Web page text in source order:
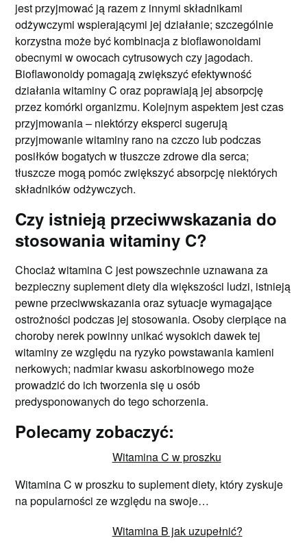
jest przyjmować ją razem z innymi składnikami
odżywczymi wspierającymi jej działanie; szczególnie
korzystna może być kombinacja z bioflawonoidami
obecnymi w owocach cytrusowych czy jagodach.
Bioflawonoidy pomagają zwiększyć efektywność
działania witaminy C oraz poprawiają jej absorpcję
przez komórki organizmu. Kolejnym aspektem jest czas
przyjmowania – niektórzy eksperci sugerują
przyjmowanie witaminy rano na czczo lub podczas
posiłków bogatych w tłuszcze zdrowe dla serca;
tłuszcze mogą pomóc zwiększyć absorpcję niektórych
składników odżywczych.
Czy istnieją przeciwwskazania do
stosowania witaminy C?
Chociaż witamina C jest powszechnie uznawana za
bezpieczny suplement diety dla większości ludzi, istnieją
pewne przeciwwskazania oraz sytuacje wymagające
ostrożności podczas jej stosowania. Osoby cierpiące na
choroby nerek powinny unikać wysokich dawek tej
witaminy ze względu na ryzyko powstawania kamieni
nerkowych; nadmiar kwasu askorbinowego może
prowadzić do ich tworzenia się u osób
predysponowanych do tego schorzenia.
Polecamy zobaczyć:
Witamina C w proszku
Witamina C w proszku to suplement diety, który zyskuje
na popularności ze względu na swoje…
Witamina B jak uzupełnić?